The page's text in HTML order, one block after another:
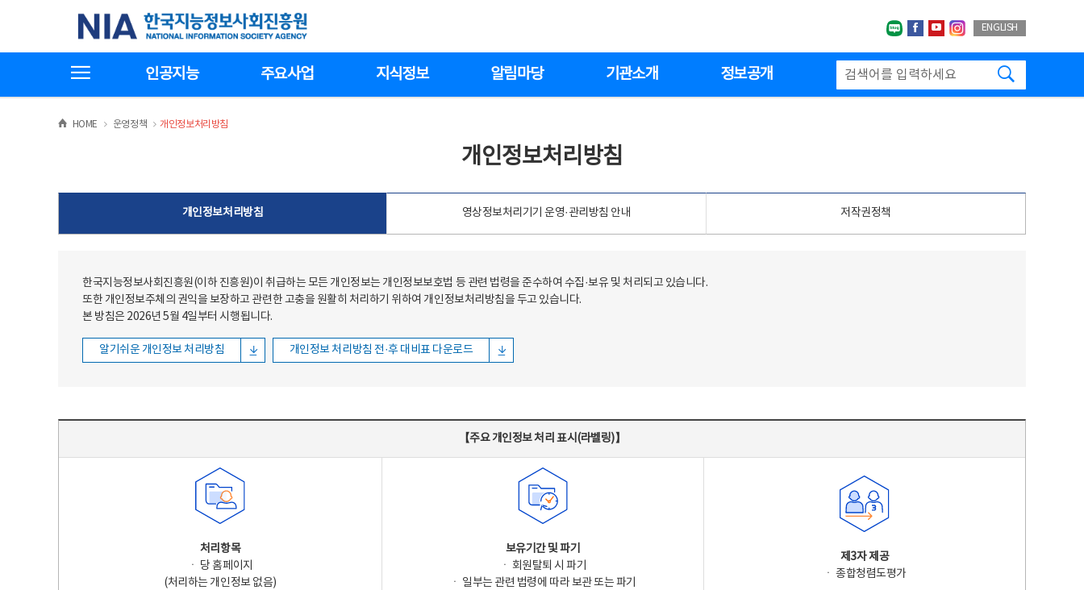
한국지능정보사회진흥원
네이버블로그
페이스북
유투브인스타그랩
ENGLISH
인공지능 주요사업 지식정보 알림마당 기관소개 정보공개
HOME >운영정책 >
개인정보처리방침
개인정보처리방침
개인정보처리방침 영상정보처리기기 운영·관리방침 안내 저작권정책
한국지능정보사회진흥원(이하 진흥원)이 취급하는 모든 개인정보는 개인정보보호법 등 관련 법령을 준수하여 수집·보유 및 처리되고 있습니다.
또한 개인정보주체의 권익을 보장하고 관련한 고충을 원활히 처리하기 위하여 개인정보처리방침을 두고 있습니다.
본 방침은 2026년 5월 4일부터 시행됩니다.
알기쉬운 개인정보 처리방침 개인정보 처리방침 전·후 대비표 다운로드
【주요 개인정보 처리 표시(라벨링)】
처리항목
ㆍ 당 홈페이지
(처리하는 개인정보 없음)
보유기간 및 파기
ㆍ 회원탈퇴 시 파기
ㆍ 일부는 관련 법령에 따라 보관 또는 파기
제3자 제공
ㆍ 종합청렴도평가